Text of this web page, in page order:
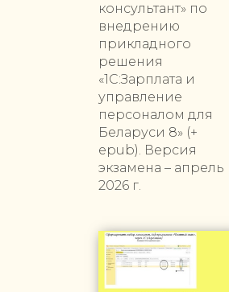
консультант» по
внедрению
прикладного
решения
«1С:Зарплата и
управление
персоналом для
Беларуси 8» (+
epub). Версия
экзамена – апрель
2026 г.